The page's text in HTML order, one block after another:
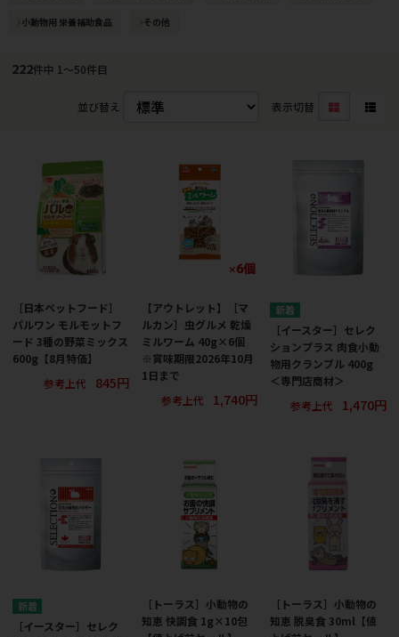
小動物用 栄養補助食品 その他
222件中 1〜50件目
並び替え 表示切替
［日本ペットフード］
パルワン モルモットフ
ード 3種の野菜ミックス
600g【8月特価】
参考上代
845円
【アウトレット】［マ
ルカン］虫グルメ 乾燥
ミルワーム 40g×6個
※賞味期限2026年10月
1日まで
参考上代
1,740円
［イースター］セレク
ションプラス 肉食小動
物用クランブル 400g
＜専門店商材＞
参考上代
1,470円
［イースター］セレク
［トーラス］小動物の
知恵 快調食 1g×10包
［トーラス］小動物の
知恵 脱臭食 30ml【値